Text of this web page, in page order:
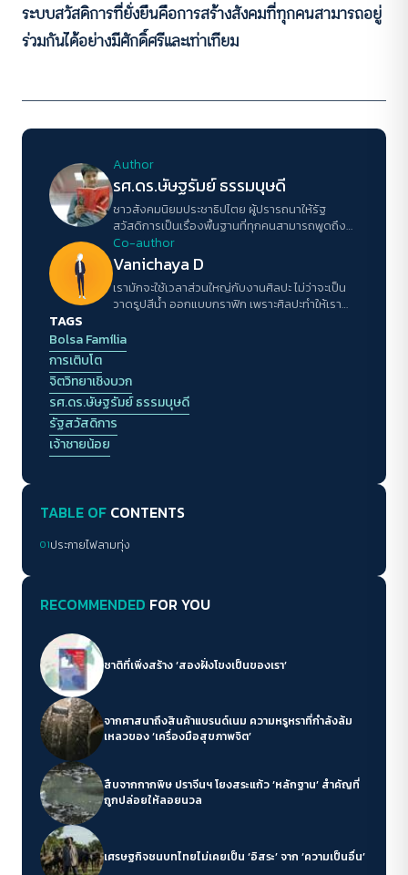
ระบบสวัสดิการที่ยั่งยืนคือการสร้างสังคมที่ทุกคนสามารถอยู่
ร่วมกันได้อย่างมีศักดิ์ศรีและเท่าเทียม
Author
รศ.ดร.ษัษฐรัมย์ ธรรมบุษดี
ชาวสังคมนิยมประชาธิปไตย ผู้ปรารถนาให้รัฐ
สวัสดิการเป็นเรื่องพื้นฐานที่ทุกคนสามารถพูดถึง
อธิบายและเรียกร้องได้
Co-author
Vanichaya D
เรามักจะใช้เวลาส่วนใหญ่กับงานศิลปะ ไม่ว่าจะเป็น
วาดรูปสีน้ำ ออกแบบกราฟิก เพราะศิลปะทำให้เรา
TAGS
Bolsa Família
การเติบโต
จิตวิทยาเชิงบวก
รศ.ดร.ษัษฐรัมย์ ธรรมบุษดี
รัฐสวัสดิการ
เจ้าชายน้อย
TABLE OF CONTENTS
01ประกายไฟลามทุ่ง
RECOMMENDED FOR YOU
ชาติที่เพิ่งสร้าง ‘สองฝั่งโขงเป็นของเรา’
จากศาสนาถึงสินค้าแบรนด์เนม ความหรูหราที่กำลังล้ม
เหลวของ ‘เครื่องมือสุขภาพจิต’
สืบจากกากพิษ ปราจีนฯ โยงสระแก้ว ‘หลักฐาน’ สำคัญที่
ถูกปล่อยให้ลอยนวล
เศรษฐกิจชนบทไทยไม่เคยเป็น ‘อิสระ’ จาก ‘ความเป็นอื่น’